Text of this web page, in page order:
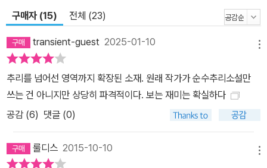
구매자 (15) 전체 (23)
transient-guest 2025-01-10
추리를 넘어선 영역까지 확장된 소재. 원래 작가가 순수추리소설만
쓰는 건 아니지만 상당히 파격적이다. 보는 재미는 확실하다
공감 (6) 댓글 (0)
룰디스 2015-10-10